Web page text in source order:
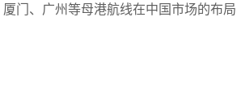
门、广州等母港航线在中国市场的布局